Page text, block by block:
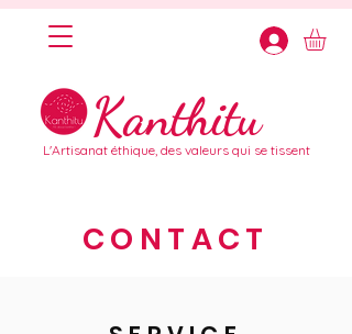
Kanthitu
L'Artisanat éthique, des valeurs qui se tissent
CONTACT